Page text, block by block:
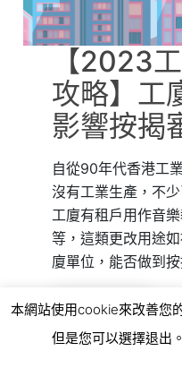
【2023
攻略】工
影響按揭
自從90年代香港工
沒有工業生產，不
工廈有租戶用作音
等，這類更改用途
廈單位，能否做到按
了解更多
本網站使用cookie來改善您
但是您可以選擇退出。